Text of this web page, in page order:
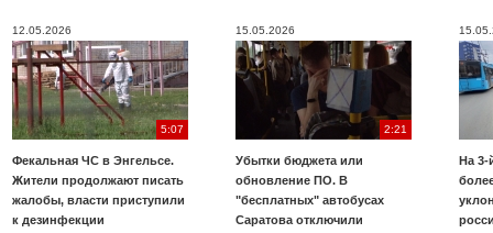
12.05.2026
5:07
Фекальная ЧС в Энгельсе.
Жители продолжают писать
жалобы, власти приступили
к дезинфекции
15.05.2026
2:21
Убытки бюджета или
обновление ПО. В
"бесплатных" автобусах
Саратова отключили
На 3-